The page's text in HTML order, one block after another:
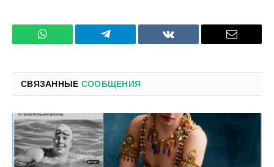
WhatsApp Телеграмм ВКонтакте
СВЯЗАННЫЕ СООБЩЕНИЯ